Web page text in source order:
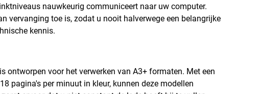
nauwkeurig communiceert naar uw computer.
vervanging toe is, zodat u nooit halverwege een belangrijke
kennis.
ontworpen voor het verwerken van A3+ formaten. Met een
pagina's per minuut in kleur, kunnen deze modellen